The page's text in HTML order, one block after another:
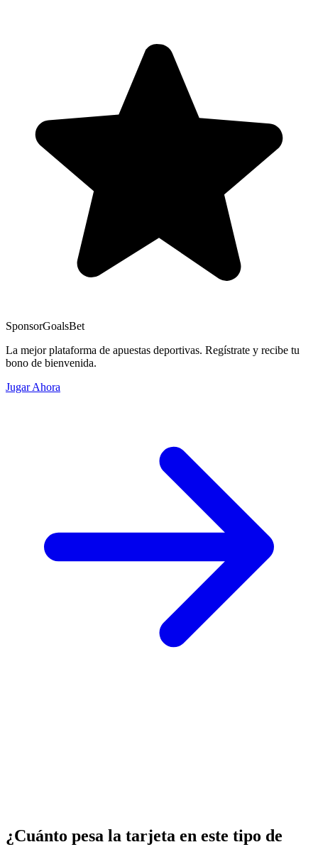
SponsorGoalsBet
La mejor plataforma de apuestas deportivas. Regístrate y recibe tu
bono de bienvenida.
Jugar Ahora
¿Cuánto pesa la tarjeta en este tipo de